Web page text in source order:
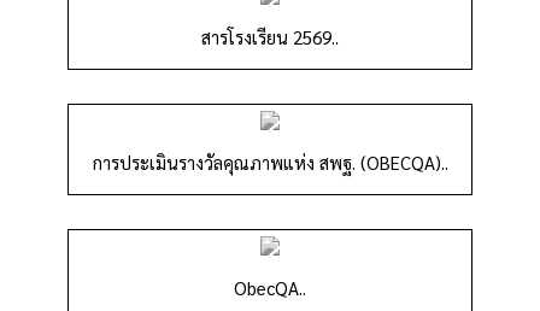
สารโรงเรียน 2569..
การประเมินรางวัลคุณภาพแห่ง สพฐ. (OBECQA)..
ObecQA..